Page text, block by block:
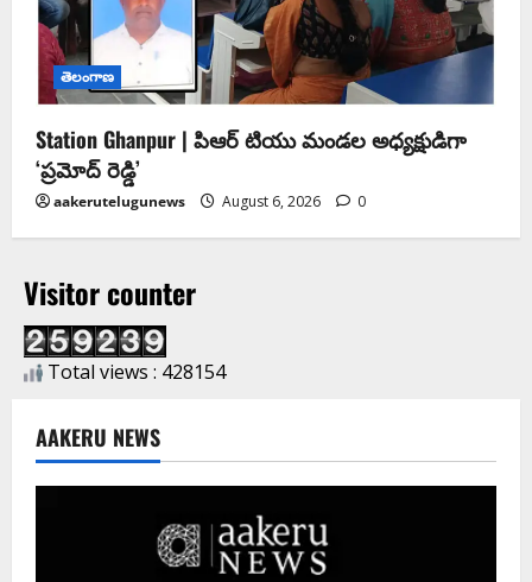
తెలంగాణ
Station Ghanpur | పిఆర్ టియు మండల అధ్యక్షుడిగా
‘ప్రమోద్ రెడ్డి’
aakerutelugunews August 6, 2026 0
Visitor counter
Total views : 428154
AAKERU NEWS